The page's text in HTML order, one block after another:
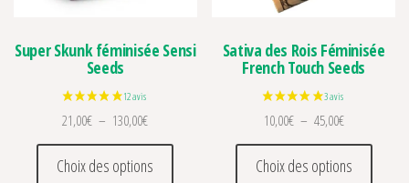
Super Skunk féminisée Sensi
Seeds
21,00€ – 130,00€Plage de prix : 21,00€ à 130,00€
Choix des options
Ce produit a plusieurs variations. Les
Sativa des Rois Féminisée
French Touch Seeds
10,00€ – 45,00€Plage de prix
Choix des options
Ce